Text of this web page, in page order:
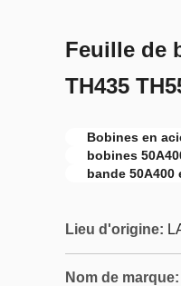
Feuille de
TH435
Bobines en
bobines
bande 50A400
Lieu d'origine:
Nom de marque: